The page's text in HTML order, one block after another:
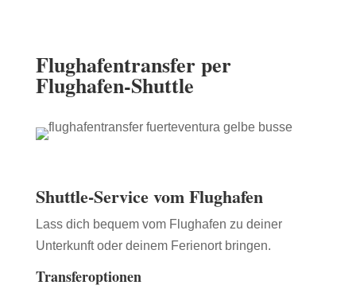
Flughafentransferper
Flughafen-Shuttle
Shuttle-Service vom Flughafen
Lass dich bequem vom Flughafen zu deiner
Unterkunft oder deinem Ferienort bringen.
Transferoptionen